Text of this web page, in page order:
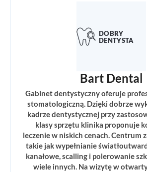
Bart Dental
Gabinet dentystyczny oferuje
stomatologiczną. Dzięki dobrze
kadrze dentystycznej przy
klasy sprzętu klinika proponuje
leczenie w niskich cenach. Centrum
takie jak wypełnianie
kanałowe, scalling i polerowanie
wiele innych. Na wizytę w